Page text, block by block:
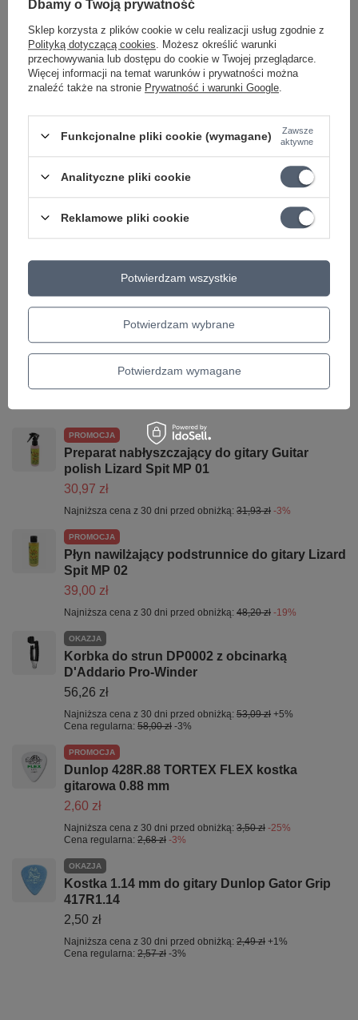
Jakie struny akustyczne będą najlepsze do podciągania
Jak dbać o struny do gitary akustycznej, aby służyły jak
najdłużej?
Marka
Podmiot odpowiedzialny za ten
produkt na terenie UE
Lauda Central Europe Więcej
Symbol L2340044
KATEGORIA
STRUNY
DO GITARY AKUSTYCZNEJ
ROZMIAR 11-52
Parametry bezpieczeństwa Parametry bezpieczeństwa
Może potrzebujesz tego do gitary
PROMOCJA
Preparat nabłyszczający do gitary Guitar
polish Lizard Spit MP 01
30,97 zł
Najniższa cena z 30 dni przed obniżką: 31,93 zł -3%
PROMOCJA
Płyn nawilżający podstrunnice do gitary Lizard
Spit MP 02
39,00 zł
Najniższa cena z 30 dni przed obniżką: 48,20 zł -19%
OKAZJA
Korbka do strun DP0002 z obcinarką
D'Addario Pro-Winder
56,26 zł
Najniższa cena z 30 dni przed obniżką: 53,09 zł +5%
Cena regularna: 58,00 zł -3%
PROMOCJA
Dunlop 428R.88 TORTEX FLEX kostka
gitarowa 0.88 mm
2,60 zł
Najniższa cena z 30 dni przed obniżką: 3,50 zł -25%
Cena regularna: 2,68 zł -3%
OKAZJA
Kostka 1.14 mm do gitary Dunlop Gator Grip
417R1.14
2,50 zł
Najniższa cena z 30 dni przed obniżką: 2,49 zł +1%
Cena regularna: 2,57 zł -3%
Dbamy o Twoją prywatność
Sklep korzysta z plików cookie w celu realizacji usług zgodnie z
Polityką dotyczącą cookies . Możesz określić warunki
przechowywania lub dostępu do cookie w Twojej przeglądarce.
Więcej informacji na temat warunków i prywatności można
znaleźć także na stronie Prywatność i warunki Google
Funkcjonalne pliki cookie (wymagane)
Zawsze
aktywne
Analityczne pliki cookie
Reklamowe pliki cookie
Potwierdzam wybrane
Potwierdzam wymagane
Potwierdzam wszystkie